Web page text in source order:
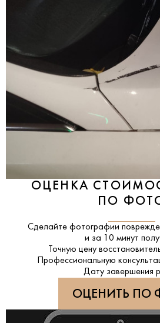
ОЦЕНКА
ПО
Сделайте фотографии
и за
10 минут
Точную цену
Профессиональную
Дату завершения
ОЦЕНИТЬ ПО